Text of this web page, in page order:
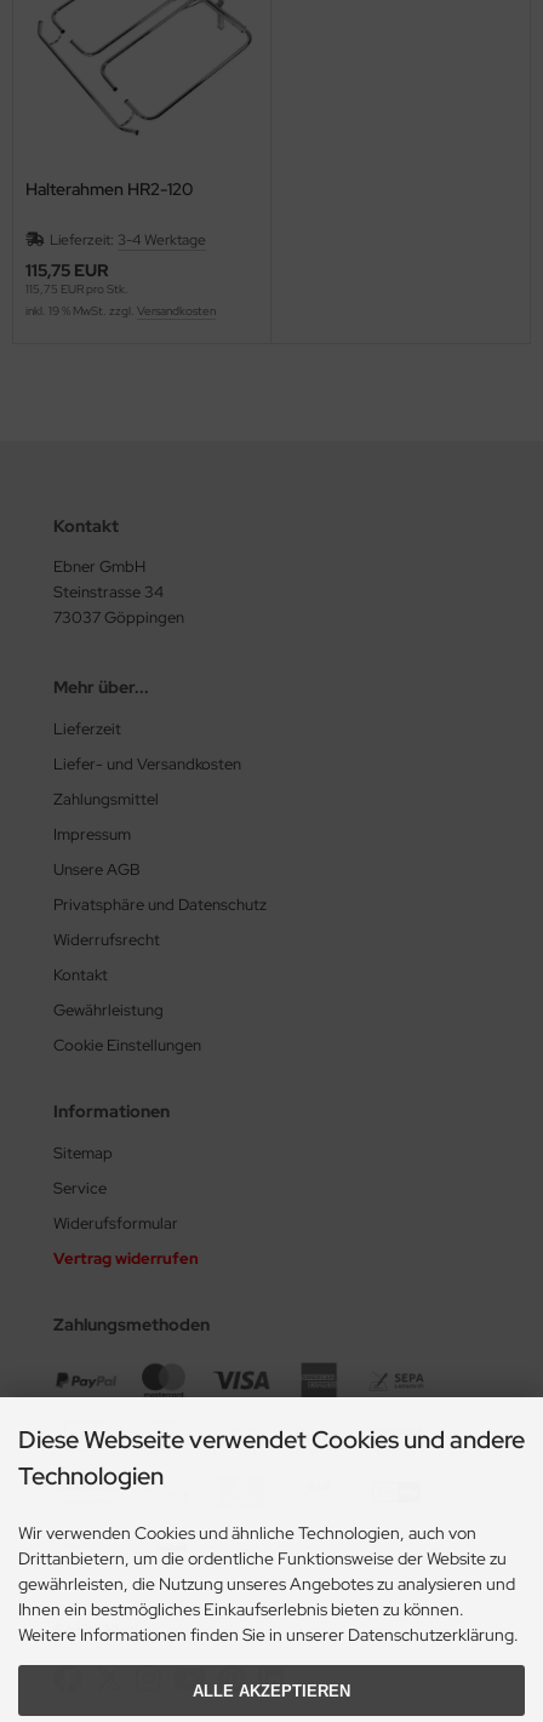
Halterahmen HR2-120
Lieferzeit: 3-4 Werktage
115,75 EUR
115,75 EUR pro Stk.
inkl. 19 % MwSt. zzgl. Versandkosten
Kontakt
Ebner GmbH
Steinstrasse 34
73037 Göppingen
Mehr über...
Lieferzeit
Liefer- und Versandkosten
Zahlungsmittel
Impressum
Unsere AGB
Privatsphäre und Datenschutz
Widerrufsrecht
Kontakt
Gewährleistung
Cookie Einstellungen
Informationen
Sitemap
Service
Widerufsformular
Vertrag widerrufen
Zahlungsmethoden
Social Media
Diese Webseite verwendet Cookies und andere
Technologien
Wir verwenden Cookies und ähnliche Technologien, auch von
Drittanbietern, um die ordentliche Funktionsweise der Website zu
gewährleisten, die Nutzung unseres Angebotes zu analysieren und
Ihnen ein bestmögliches Einkaufserlebnis bieten zu können.
Weitere Informationen finden Sie in unserer Datenschutzerklärung.
ALLE AKZEPTIEREN